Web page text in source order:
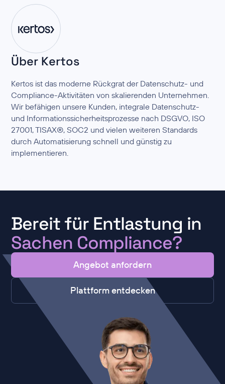
Über Kertos
Kertos ist das moderne Rückgrat der Datenschutz- und
Compliance-Aktivitäten von skalierenden Unternehmen.
Wir befähigen unsere Kunden, integrale Datenschutz-
und Informationssicherheitsprozesse nach DSGVO, ISO
27001, TISAX®, SOC2 und vielen weiteren Standards
durch Automatisierung schnell und günstig zu
implementieren.
Bereit für Entlastung in
Sachen Compliance?
Angebot anfordern
Plattform entdecken